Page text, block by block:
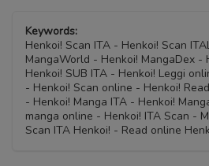
Keywords:
Henkoi! Scan ITA - Henkoi! Scan
MangaWorld - Henkoi! MangaDex -
Henkoi! SUB ITA - Henkoi! Leggi
- Henkoi! Scan online - Henkoi!
- Henkoi! Manga ITA - Henkoi!
manga online - Henkoi! ITA Scan -
Scan ITA Henkoi! - Read online